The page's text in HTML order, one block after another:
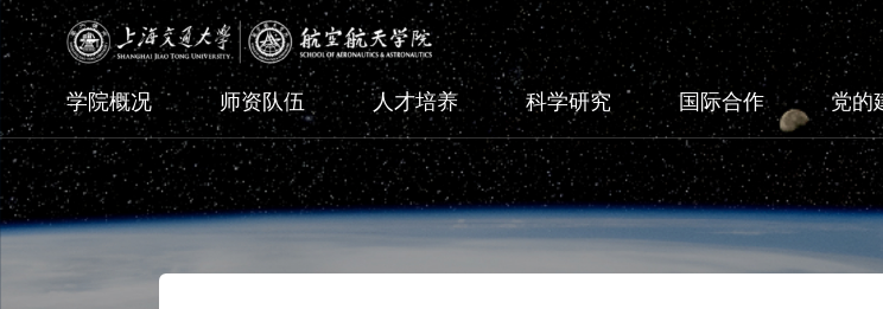
学院概况 师资队伍 人才培养 科学研究 国际合作 党的